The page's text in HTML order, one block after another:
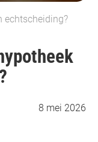
echtscheiding?
8 mei 2026